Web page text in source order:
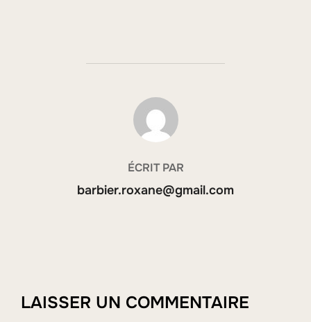
AUTEUR DE LA PUBLICATION
ÉCRIT PAR
barbier.roxane@gmail.com
LAISSER UN COMMENTAIRE